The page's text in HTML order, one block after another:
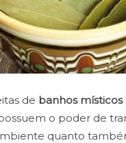
de banhos místicos
o poder de
quanto